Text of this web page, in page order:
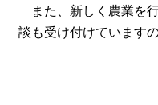
また、新しく農業を
談も受け付けています